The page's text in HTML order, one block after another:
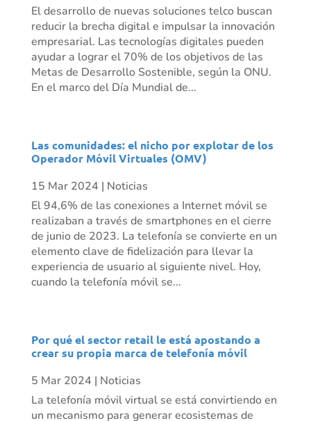
El desarrollo de nuevas soluciones telco buscan
reducir la brecha digital e impulsar la innovación
empresarial. Las tecnologías digitales pueden
ayudar a lograr el 70% de los objetivos de las
Metas de Desarrollo Sostenible, según la ONU.
En el marco del Día Mundial de...
Las comunidades: el nicho por explotar de los
Operador Móvil Virtuales (OMV)
15 Mar 2024 | Noticias
El 94,6% de las conexiones a Internet móvil se
realizaban a través de smartphones en el cierre
de junio de 2023. La telefonía se convierte en un
elemento clave de fidelización para llevar la
experiencia de usuario al siguiente nivel. Hoy,
cuando la telefonía móvil se...
Por qué el sector retail le está apostando a
crear su propia marca de telefonía móvil
5 Mar 2024 | Noticias
La telefonía móvil virtual se está convirtiendo en
un mecanismo para generar ecosistemas de